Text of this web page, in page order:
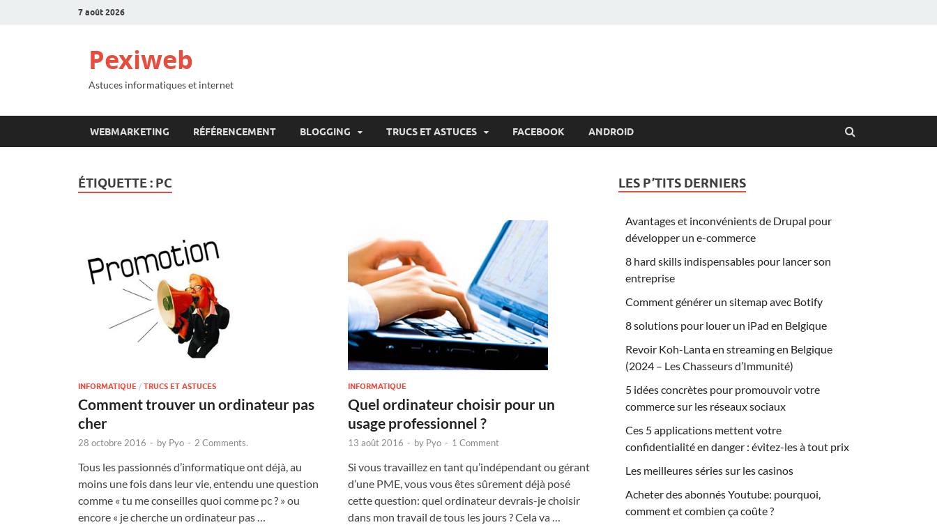
7 août 2026
Pexiweb
Astuces informatiques et internet
WEBMARKETING RÉFÉRENCEMENT BLOGGING TRUCS ET ASTUCES FACEBOOK ANDROID
ÉTIQUETTE : PC
INFORMATIQUE / TRUCS ET ASTUCES
Comment trouver un ordinateur pas
cher
28 octobre 2016 - by Pyo - 2 Comments.
Tous les passionnés d’informatique ont déjà, au
moins une fois dans leur vie, entendu une question
comme « tu me conseilles quoi comme pc ? » ou
encore « je cherche un ordinateur pas …
INFORMATIQUE
Quel ordinateur choisir pour un
usage professionnel ?
13 août 2016 - by Pyo - 1 Comment
Si vous travaillez en tant qu’indépendant ou gérant
d’une PME, vous vous êtes sûrement déjà posé
cette question: quel ordinateur devrais-je choisir
dans mon travail de tous les jours ? Cela va …
LES P’TITS DERNIERS
Avantages et inconvénients de Drupal pour
développer un e-commerce
8 hard skills indispensables pour lancer son
entreprise
Comment générer un sitemap avec Botify
8 solutions pour louer un iPad en Belgique
Revoir Koh-Lanta en streaming en Belgique
(2024 – Les Chasseurs d’Immunité)
5 idées concrètes pour promouvoir votre
commerce sur les réseaux sociaux
Ces 5 applications mettent votre
confidentialité en danger : évitez-les à tout prix
Les meilleures séries sur les casinos
Acheter des abonnés Youtube: pourquoi,
comment et combien ça coûte ?